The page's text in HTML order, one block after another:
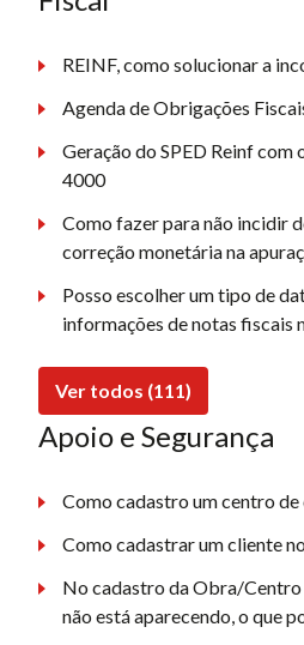
REINF, como solucionar a
Agenda de Obrigações
Geração do SPED Reinf com
4000
Como fazer para não incidir
correção monetária na
Posso escolher um tipo de
informações de notas fiscais
Ver todos (111)
Apoio e Segurança
Como cadastro um centro de
Como cadastrar um cliente
No cadastro da Obra/Centro
não está aparecendo, o que